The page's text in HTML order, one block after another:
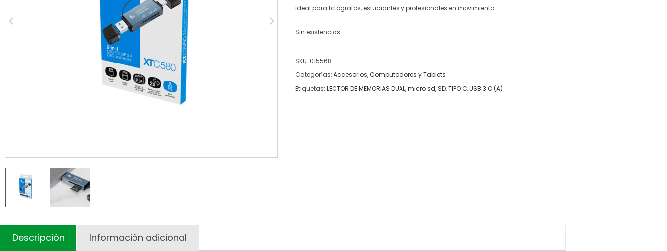
ideal para fotógrafos, estudiantes y profesionales en movimiento
Sin existencias
SKU: 015568
Categorías: Accesorios,Computadores y Tablets
Etiquetas: LECTOR DE MEMORIAS DUAL,micro sd, SD,TIPO C,USB 3.O (A)
Descripción Información adicional